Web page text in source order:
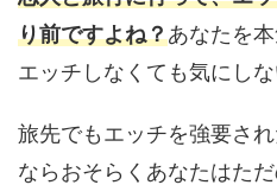
り前ですよね？あなたを
エッチしなくても気にしな
旅先でもエッチを強要さ
ならおそらくあなたはた